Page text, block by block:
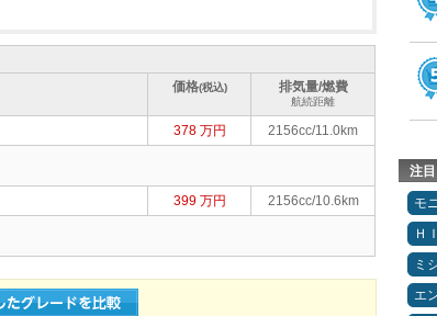
価格(税込) 排気量/燃費
航続距離
378 万円
2156cc/11.0km
399 万円
2156cc/10.6km
注
モ
Ｈ
ミ
エ